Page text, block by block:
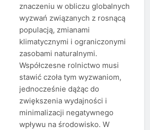
znaczeniu w obliczu globalnych
wyzwań związanych z rosnącą
populacją, zmianami
klimatycznymi i ograniczonymi
zasobami naturalnymi.
Współczesne rolnictwo musi
stawić czoła tym wyzwaniom,
jednocześnie dążąc do
zwiększenia wydajności i
minimalizacji negatywnego
wpływu na środowisko. W